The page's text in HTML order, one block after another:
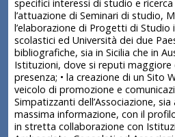
specifici interessi di studio e
l’attuazione di Seminari di studio,
l’elaborazione di Progetti di
scolastici ed Università dei due
bibliografiche, sia in Sicilia che in
Istituzioni, dove si reputi maggiore
presenza; • la creazione di un Sito
veicolo di promozione e
Simpatizzanti dell’Associazione,
massima informazione, con il
in stretta collaborazione con